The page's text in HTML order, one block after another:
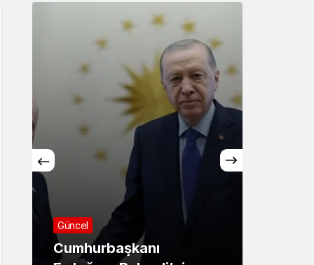
Sistem Modu
Sistem modunu seçin.
Asayiş
71 ilde dev narkotik